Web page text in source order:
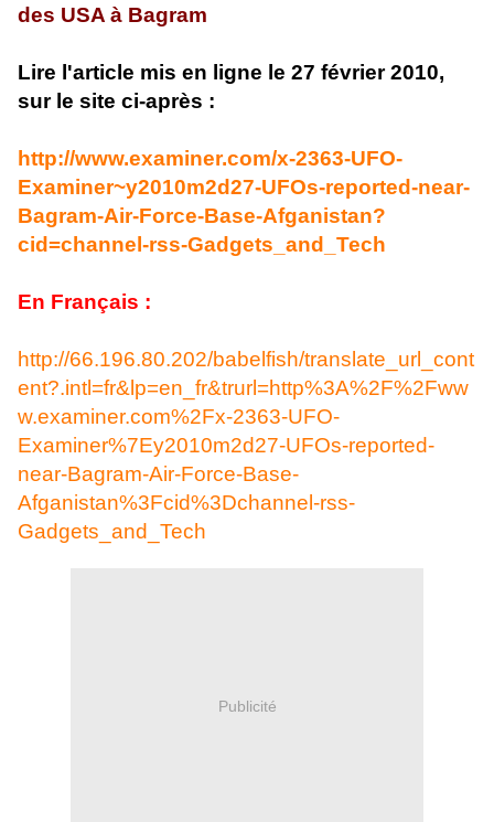
des USA à Bagram
Lire l'article mis en ligne le 27 février 2010,
sur le site ci-après :
http://www.examiner.com/x-2363-UFO-
Examiner~y2010m2d27-UFOs-reported-near-
Bagram-Air-Force-Base-Afganistan?
cid=channel-rss-Gadgets_and_Tech
En Français :
http://66.196.80.202/babelfish/translate_url_cont
ent?.intl=fr&lp=en_fr&trurl=http%3A%2F%2Fww
w.examiner.com%2Fx-2363-UFO-
Examiner%7Ey2010m2d27-UFOs-reported-
near-Bagram-Air-Force-Base-
Afganistan%3Fcid%3Dchannel-rss-
Gadgets_and_Tech
Publicité